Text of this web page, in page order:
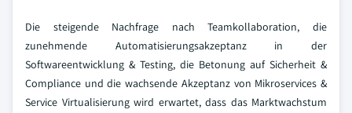
Die steigende Nachfrage nach Teamkollaboration, die
zunehmende Automatisierungsakzeptanz in der
Softwareentwicklung & Testing, die Betonung auf Sicherheit &
Compliance und die wachsende Akzeptanz von Mikroservices &
Service Virtualisierung wird erwartet, dass das Marktwachstum